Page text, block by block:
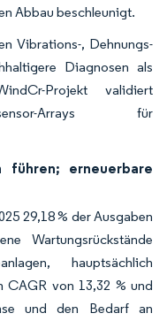
Abbau beschleunigt.
Vibrations-, Dehnungs-
Diagnosen als
Projekt validiert
Arrays für
führen; erneuerbare
29,18 % der Ausgaben
Wartungsrückstände
hauptsächlich
CAGR von 13,32 % und
und den Bedarf an